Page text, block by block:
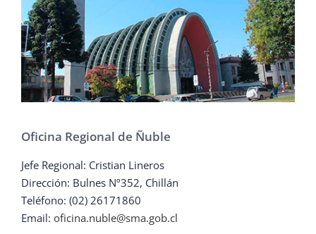
Oficina Regional de Ñuble
Jefe Regional: Cristian Lineros
Dirección: Bulnes Nº352, Chillán
Teléfono: (02) 26171860
Email: oficina.nuble@sma.gob.cl